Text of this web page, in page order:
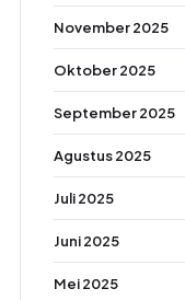
November 2025
Oktober 2025
September 2025
Agustus 2025
Juli 2025
Juni 2025
Mei 2025